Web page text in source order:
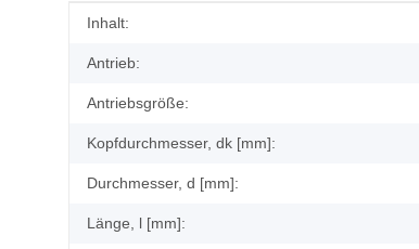
Produkteigenschaft
Wert
Inhalt:
Antrieb:
Antriebsgröße:
Kopfdurchmesser, dk [mm]:
Durchmesser, d [mm]:
Länge, l [mm]: